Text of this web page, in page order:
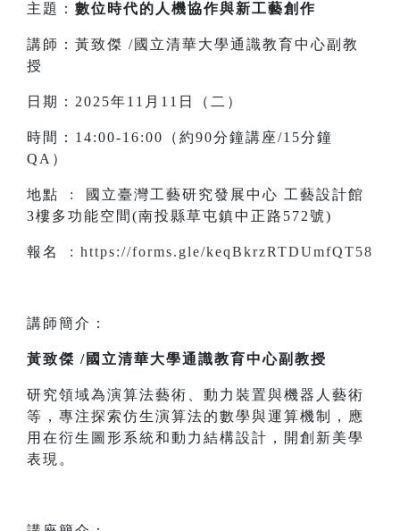
主題： 數位時代的人機協作與新工藝創作
講師：黃致傑 /國立清華大學通識教育中心副教
授
日期：2025年11月11日（二）
時間：14:00-16:00（約90分鐘講座/15分鐘
QA）
地點 : 國立臺灣工藝研究發展中心 工藝設計館
3樓多功能空間(南投縣草屯鎮中正路572號)
報名 : https://forms.gle/keqBkrzRTDUmfQT58
講師簡介：
黃致傑 /國立清華大學通識教育中心副教授
研究領域為演算法藝術、動力裝置與機器人藝術
等，專注探索仿生演算法的數學與運算機制，應
用在衍生圖形系統和動力結構設計，開創新美學
表現。